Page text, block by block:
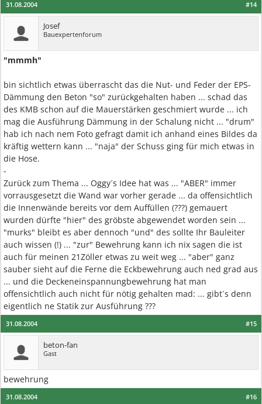
#14
31.08.2004
Josef
Bauexpertenforum
"mmmh"
bin sichtlich etwas überrascht das die Nut- und Feder der EPS-
Dämmung den Beton "so" zurückgehalten haben ... schad das
des KMB schon auf die Mauerstärken geschmiert wurde ... ich
mag die Ausführung Dämmung in der Schalung nicht ... "drum"
hab ich nach nem Foto gefragt damit ich anhand eines Bildes da
kräftig wettern kann ... "naja" der Schuss ging für mich etwas in
die Hose.
-
Zurück zum Thema ... Oggy´s Idee hat was ... "ABER" immer
vorrausgesetzt die Wand war vorher gerade ... da offensichtlich
die Innenwände bereits vor dem Auffüllen (???) gemauert
wurden dürfte "hier" des gröbste abgewendet worden sein ...
"murks" bleibt es aber dennoch "und" des sollte Ihr Bauleiter
auch wissen (!) ... "zur" Bewehrung kann ich nix sagen die ist
auch für meinen 21Zöller etwas zu weit weg ... "aber" ganz
sauber sieht auf die Ferne die Eckbewehrung auch ned grad aus
... und die Deckeneinspannungbewehrung hat man
offensichtlich auch nicht für nötig gehalten mad: ... gibt´s denn
eigentlich ne Statik zur Ausführung ???
#15
31.08.2004
beton-fan
Gast
bewehrung
#16
31.08.2004